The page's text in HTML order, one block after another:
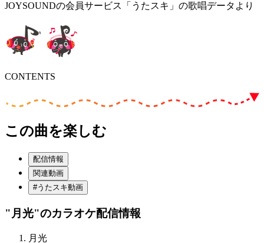
JOYSOUNDの会員サービス「うたスキ」の歌唱データより
CONTENTS
この曲を楽しむ
配信情報
関連動画
#うたスキ動画
"月光"のカラオケ配信情報
月光